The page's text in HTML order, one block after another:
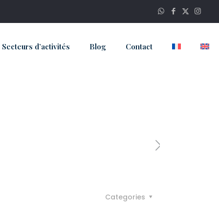
Secteurs d’activités Blog Contact
Categories